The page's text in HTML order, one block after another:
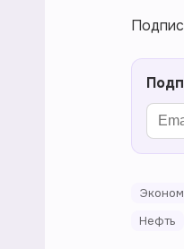
Нефть